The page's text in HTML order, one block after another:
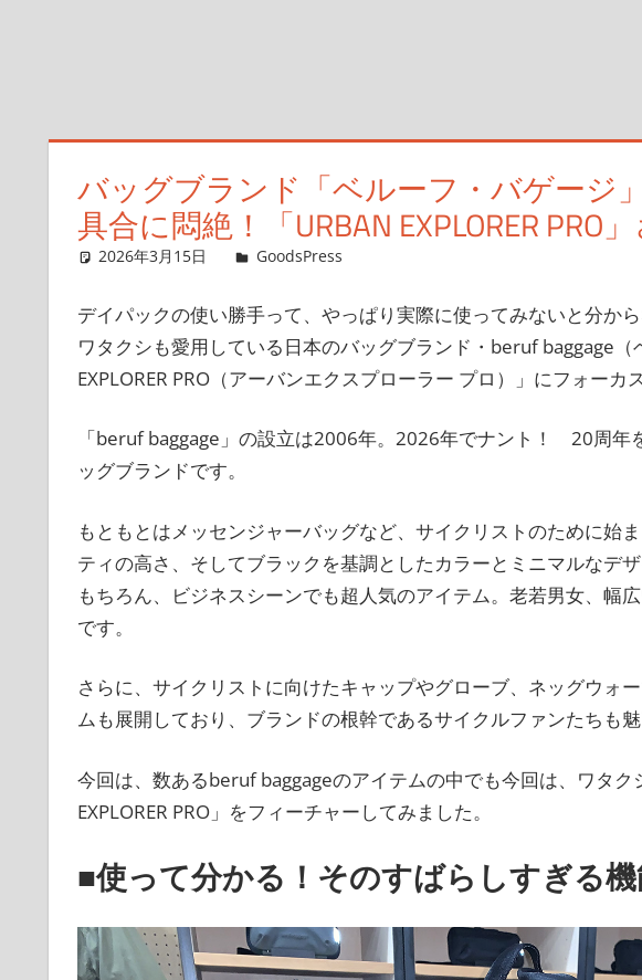
バッグブランド「ベルーフ・バゲージ
具合に悶絶！「URBAN EXPLORER PRO
2026年3月15日 GoodsPress Web
GoodsPress
デイパックの使い勝手って、やっぱり実際に使ってみないと分か
ワタクシも愛用している日本のバッグブランド・beruf baggage
EXPLORER PRO（アーバンエクスプローラー プロ）」にフォーカス
「beruf baggage」の設立は2006年。2026年でナント！ 20周年
ッグブランドです。
もともとはメッセンジャーバッグなど、サイクリストのために始
ティの高さ、そしてブラックを基調としたカラーとミニマルなデ
もちろん、ビジネスシーンでも超人気のアイテム。老若男女、幅
です。
さらに、サイクリストに向けたキャップやグローブ、ネッグウォ
ムも展開しており、ブランドの根幹であるサイクルファンたちも魅
今回は、数あるberuf baggageのアイテムの中でも今回は、ワタ
EXPLORER PRO」をフィーチャーしてみました。
■使って分かる！そのすばらしすぎる